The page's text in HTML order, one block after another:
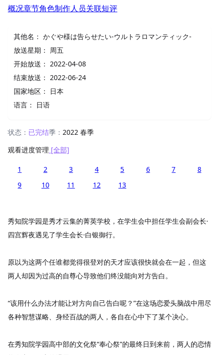
概况章节角色制作人员关联短评
其他名： かぐや様は告らせたい-ウルトラロマンティック-
放送星期： 周五
开始放送： 2022-04-08
结束放送： 2022-06-24
国家地区：
日本
语言：
日语
状态： 已完结季： 2022 春季
观看进度管理 [全部]
1 2 3 4 5 6 7
8
9
10 11 12 13
秀知院学园是秀才云集的菁英学校，在学生会中担任学生会副会长·
四宫辉夜遇见了学生会长·白银御行。
原以为这两个任谁都觉得很登对的天才应该很快就会在一起，但这
两人却因为过高的自尊心导致他们终没能向对方告白。
“该用什么办法才能让对方向自己告白呢？”在这场恋爱头脑战中用尽
各种智慧谋略、身经百战的两人，各自在心中下了某个决心。
在秀知院学园高中部的文化祭“奉心祭”的最终日到来前，两人的恋情